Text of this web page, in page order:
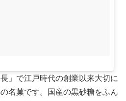
」で江戸時代の創業以来大切に
名菓です。国産の黒砂糖をふん